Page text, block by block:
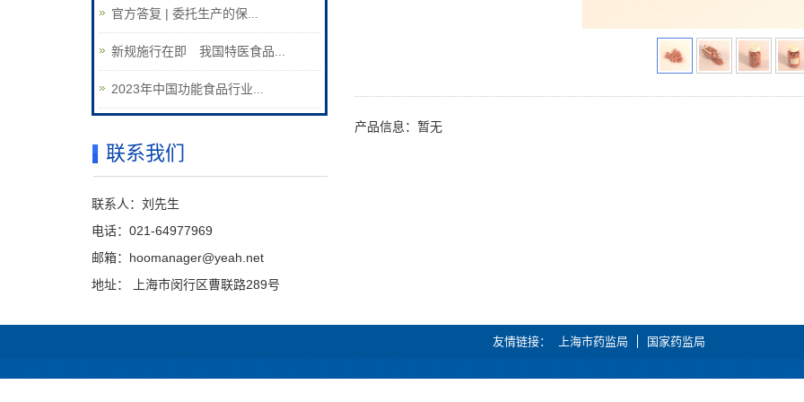
产品信息：暂无
官方答复 | 委托生产的保...
新规施行在即 我国特医食品...
2023年中国功能食品行业...
联系我们
联系人：刘先生
电话：021-64977969
邮箱：hoomanager@yeah.net
地址： 上海市闵行区曹联路289号
友情链接 上海市药监局 国家药监局